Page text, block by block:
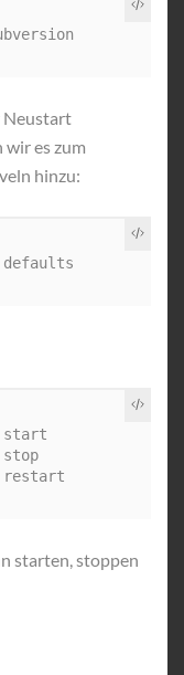
Neustart
es zum
hinzu:
starten, stoppen